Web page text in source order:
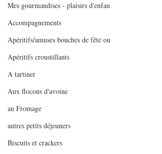
Mes gourmandises - plaisirs d'enfan
Accompagnements
Apéritifs/amuses bouches de fête ou
Apéritifs croustillants
A tartiner
Aux flocons d'avoine
au Fromage
autres petits déjeuners
Biscuits et crackers